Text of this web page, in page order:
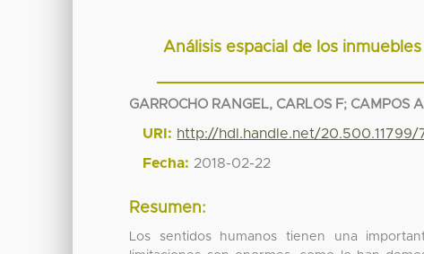
Análisis espacial de los
GARROCHO RANGEL, CARLOS F; CAMPOS
URI: http://hdl.handle.net/20.500.11799/
Fecha: 2018-02-22
Resumen:
Los sentidos humanos tienen una